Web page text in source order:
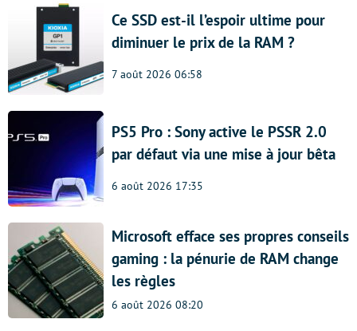
Ce SSD est-il l’espoir ultime pour
diminuer le prix de la RAM ?
7 août 2026 06:58
PS5 Pro : Sony active le PSSR 2.0
par défaut via une mise à jour bêta
6 août 2026 17:35
Microsoft efface ses propres conseils
gaming : la pénurie de RAM change
les règles
6 août 2026 08:20